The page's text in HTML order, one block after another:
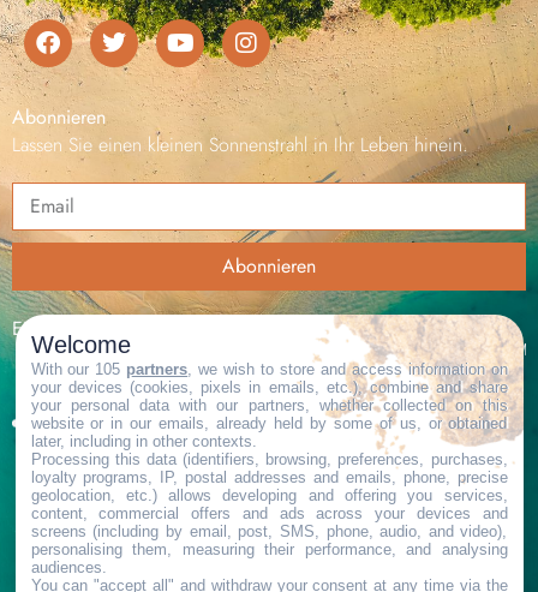
Abonnieren
Lassen Sie einen kleinen Sonnenstrahl in Ihr Leben hinein.
Abonnieren
Ein Mitglied von
Welcome
With our 105 partners , we wish to store and access information on
your devices (cookies, pixels in emails, etc.), combine and share
your personal data with our partners, whether collected on this
website or in our emails, already held by some of us, or obtained
later, including in other contexts.
Processing this data (identifiers, browsing, preferences, purchases,
loyalty programs, IP, postal addresses and emails, phone, precise
geolocation, etc.) allows developing and offering you services,
content, commercial offers and ads across your devices and
screens (including by email, post, SMS, phone, audio, and video),
personalising them, measuring their performance, and analysing
audiences.
You can "accept all" and withdraw your consent at any time via the